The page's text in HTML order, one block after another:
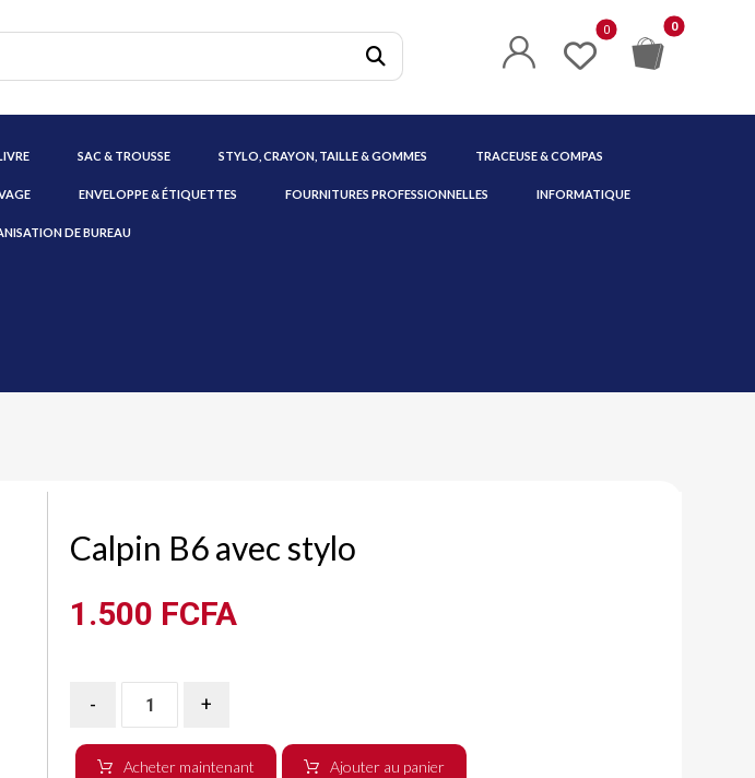
SAC & TROUSSE STYLO, CRAYON, TAILLE & GOMMES TRACEUSE & COMPAS
ENVELOPPE & ÉTIQUETTES FOURNITURES PROFESSIONNELLES INFORMATIQUE
DE BUREAU
Calpin B6 avec stylo
1.500 FCFA
- +
Acheter maintenant Ajouter au panier